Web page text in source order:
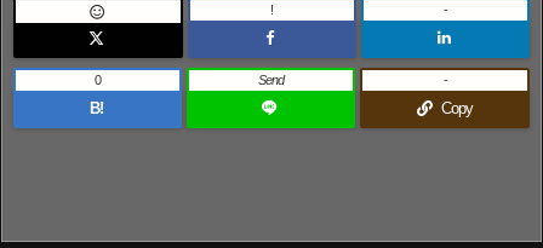
 ! -
B!
0 Send
Copy
-